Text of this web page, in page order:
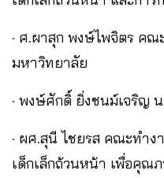
· ศ.ผาสุก พงษ์ไพจิตร ค
มหาวิทยาลัย
· พงษ์ศักดิ์ ยิ่งชนม์เจริญ
· ผศ.สุนี ไชยรส คณะทําง
เด็กเล็กถ้วนหน้า เพื่อคุณ